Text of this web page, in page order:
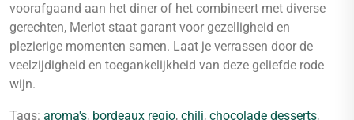
voorafgaand aan het diner of het combineert met diverse
gerechten, Merlot staat garant voor gezelligheid en
plezierige momenten samen. Laat je verrassen door de
veelzijdigheid en toegankelijkheid van deze geliefde rode
wijn.
Tags: aroma's, bordeaux regio, chili, chocolade desserts,